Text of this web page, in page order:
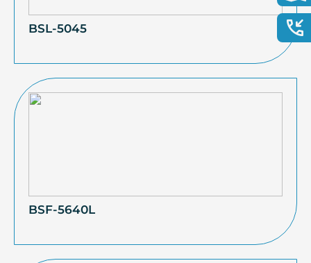
BSL-5045
BSF-5640L